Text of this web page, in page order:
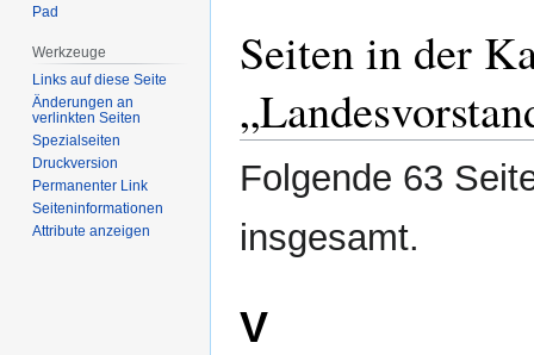
Seiten in der
Folgende 63
insgesamt.
V
Pad
Werkzeuge
Links auf diese Seite
Änderungen an
verlinkten Seiten
Spezialseiten
Druckversion
Permanenter Link
Seiten­­informationen
Attribute anzeigen